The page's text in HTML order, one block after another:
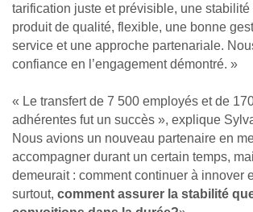
tarification juste et prévisible, une stabilité
produit de qualité, flexible, une bonne
service et une approche partenariale.
confiance en l’engagement démontré. »
« Le transfert de 7 500 employés et de
adhérentes fut un succès », explique
Nous avions un nouveau partenaire en
accompagner durant un certain temps,
demeurait : comment continuer à innover
surtout, comment assurer la stabilité